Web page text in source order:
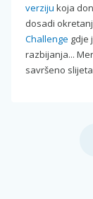
verziju koja
dosadi
Challenge gdje
razbijanja...
savršeno